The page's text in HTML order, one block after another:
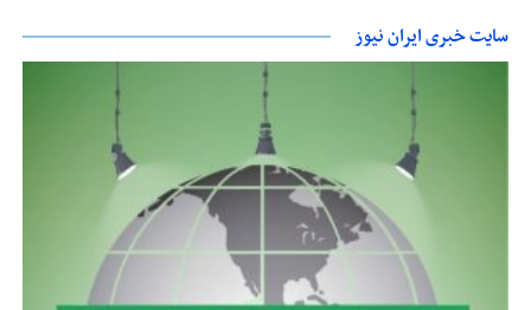
سایت خبری ایران نیوز